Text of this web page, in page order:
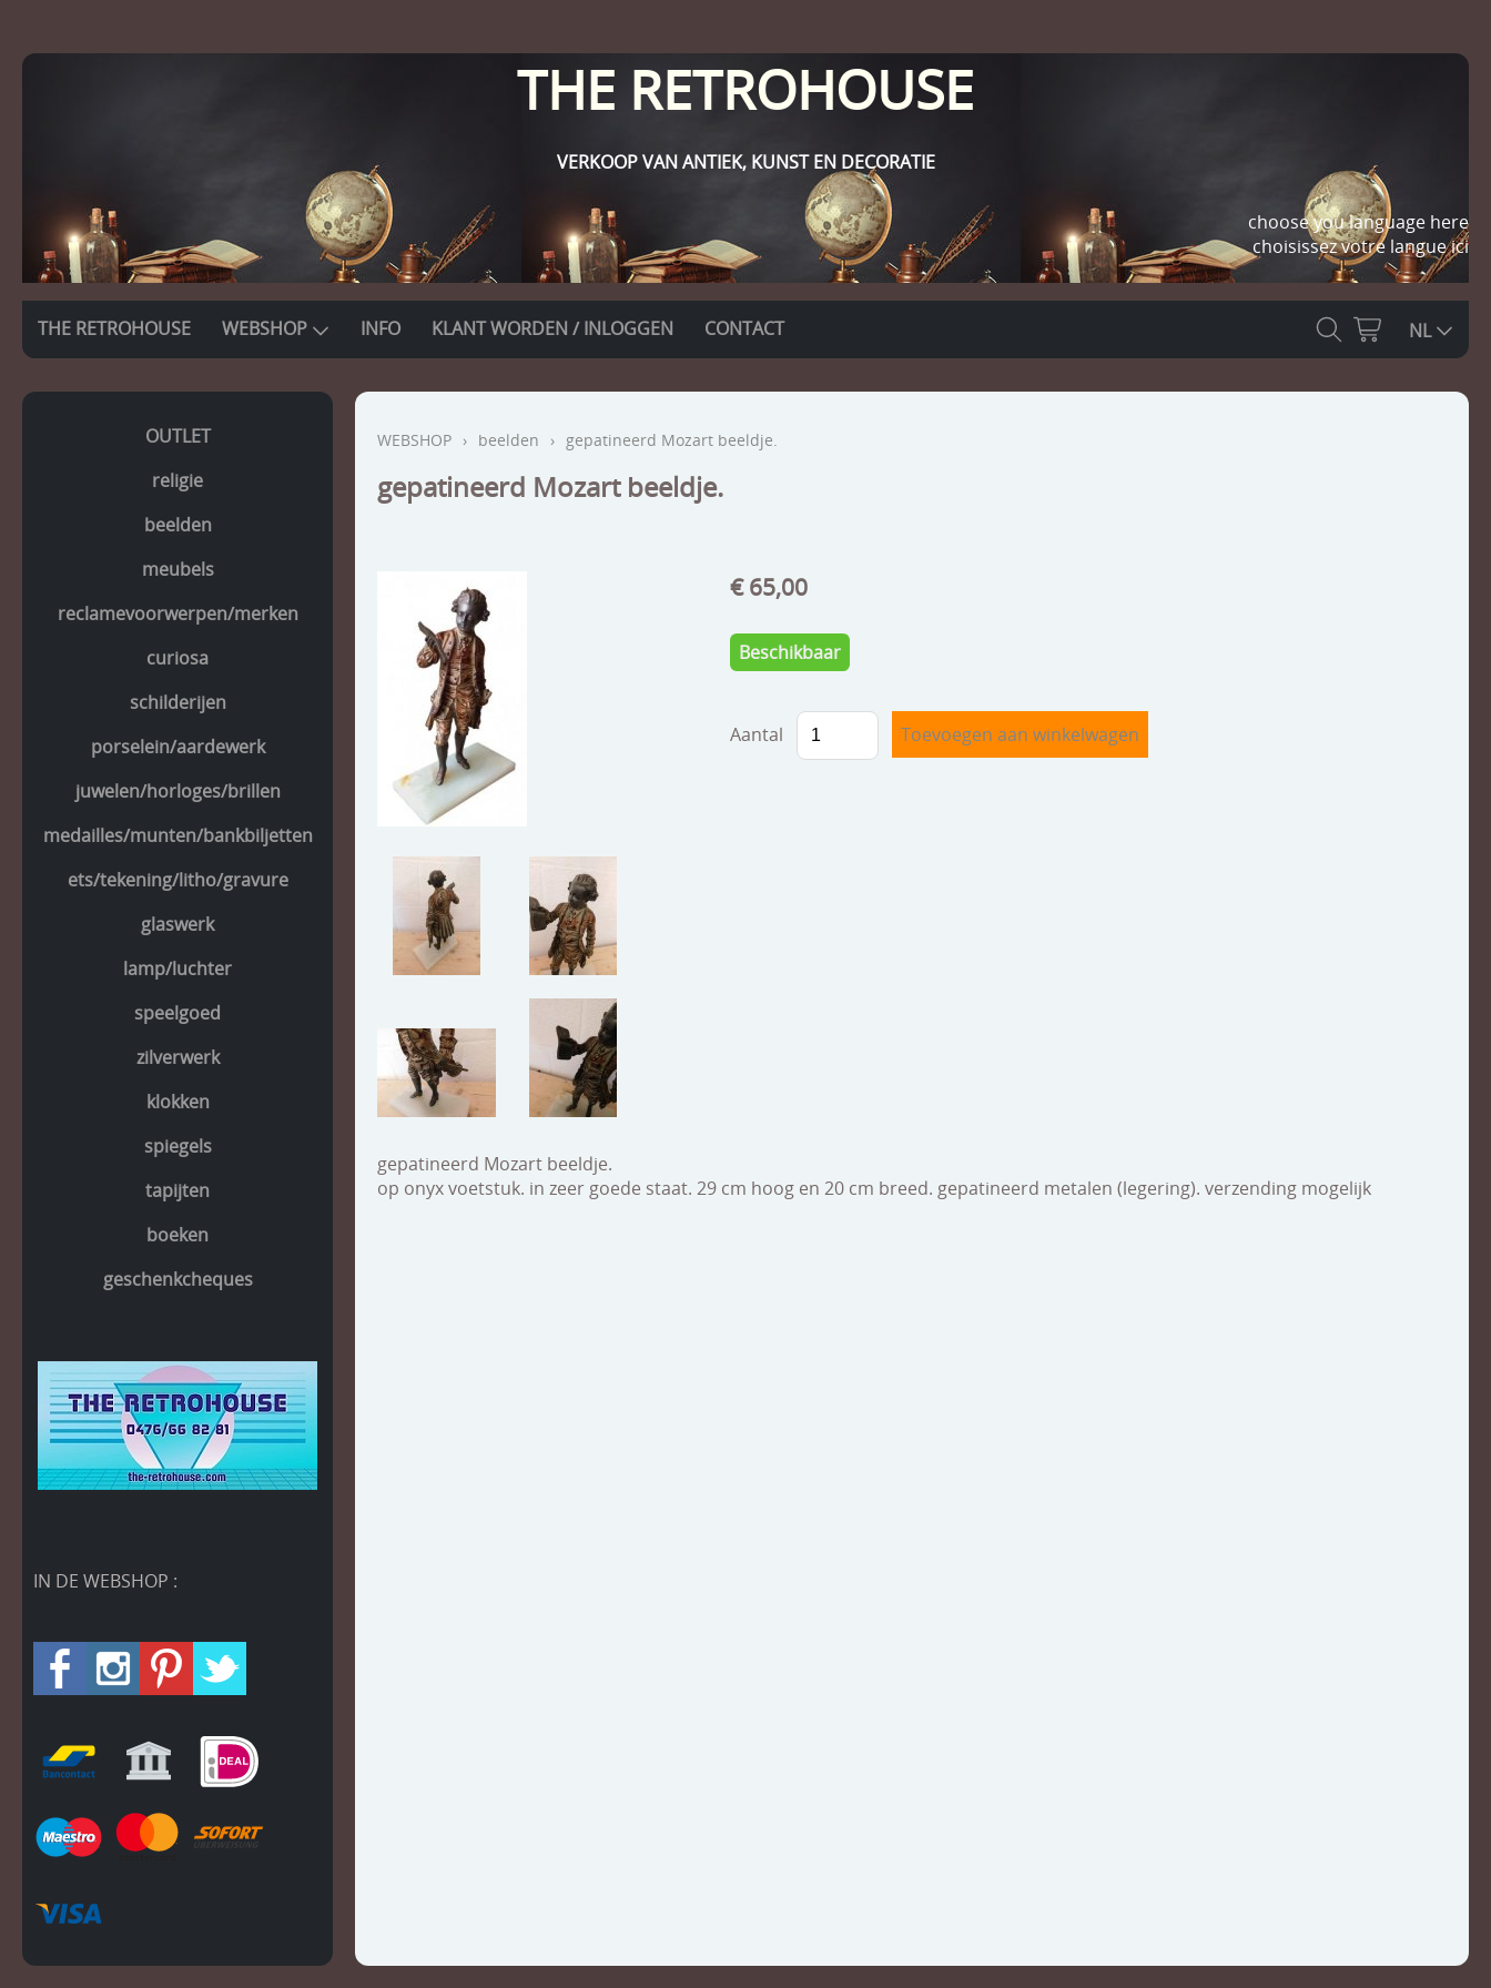
THE RETROHOUSE
VERKOOP VAN ANTIEK, KUNST EN DECORATIE
choose you language here
choisissez votre langue ici
THE RETROHOUSE WEBSHOP INFO KLANT WORDEN / INLOGGEN CONTACT NL
OUTLET
religie
beelden
meubels
reclamevoorwerpen/merken
curiosa
schilderijen
porselein/aardewerk
juwelen/horloges/brillen
medailles/munten/bankbiljetten
ets/tekening/litho/gravure
glaswerk
lamp/luchter
speelgoed
zilverwerk
klokken
spiegels
tapijten
boeken
geschenkcheques
IN DE WEBSHOP :
WEBSHOP › beelden › gepatineerd Mozart beeldje.
gepatineerd Mozart beeldje.
€ 65,00
Beschikbaar
Aantal
gepatineerd Mozart beeldje.
op onyx voetstuk. in zeer goede staat. 29 cm hoog en 20 cm breed. gepatineerd metalen (legering). verzending mogelijk